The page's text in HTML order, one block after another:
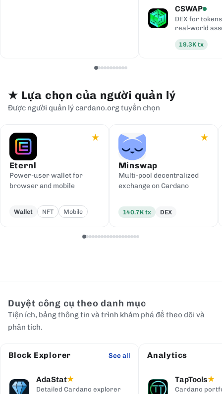
CSWAP
DEX for
real-world
19.3K tx
★ Lựa chọn của người quản lý
Được người quản lý cardano.org tuyển chọn
★
Eternl
Power-user wallet for
browser and mobile
Wallet NFT Mobile
★
Minswap
Multi-pool decentralized
exchange on Cardano
140.7K tx DEX
Duyệt công cụ theo danh mục
Tiện ích, bảng thông tin và trình khám phá để theo dõi và
phân tích.
Block Explorer See all
AdaStat★
Detailed Cardano explorer
Analytics
TapTools★
Cardano